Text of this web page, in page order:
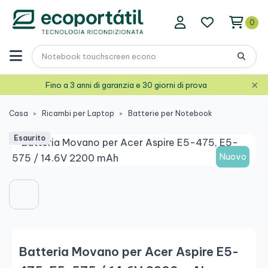
0
Fino a 3 anni di garanzia e 30 giorni di prova ×
Casa Ricambi per Laptop Batterie per Notebook
Nuovo
Esaurito
Batteria Movano per Acer Aspire E5-